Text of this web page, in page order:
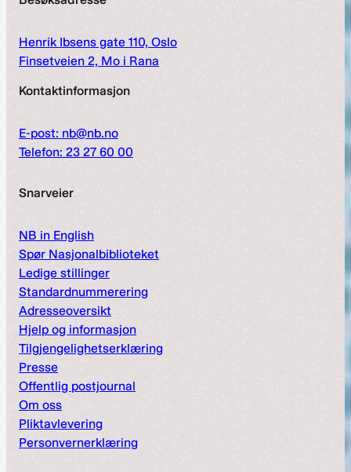
Henrik Ibsens gate 110, Oslo
Finsetveien 2, Mo i Rana
Kontaktinformasjon
E-post: nb@nb.no
Telefon: 23 27 60 00
Snarveier
NB in English
Spør Nasjonalbiblioteket
Ledige stillinger
Standardnummerering
Adresseoversikt
Hjelp og informasjon
Tilgjengelighetserklæring
Presse
Offentlig postjournal
Om oss
Pliktavlevering
Personvernerklæring